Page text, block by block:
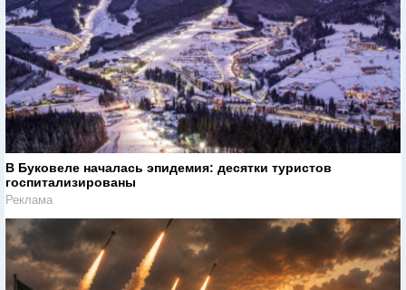
В Буковеле началась эпидемия: десятки туристов
госпитализированы
Реклама